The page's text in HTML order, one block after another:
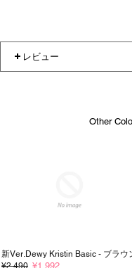
レビュー
Other
新ver.Dewy Kristin Basic - ブ
¥1,992